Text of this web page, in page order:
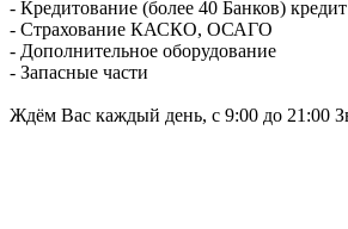
- Кредитование (более 40 Банков)
- Страхование КАСКО, ОСАГО
- Дополнительное оборудование
- Запасные части
Ждём Вас каждый день, с 9:00 до 21:00